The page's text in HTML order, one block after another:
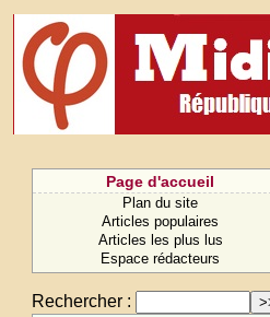
Page d'accueil
Plan du site
Articles populaires
Articles les plus lus
Espace rédacteurs
Rechercher :